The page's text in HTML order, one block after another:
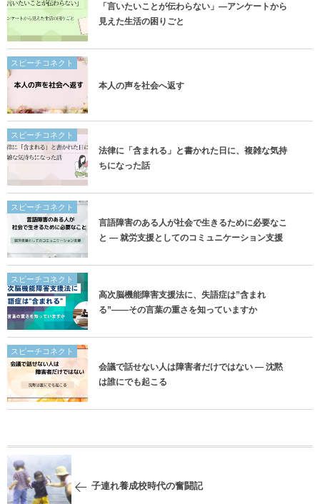
「言いたいことが伝わらない」―アンケートから
見えた生活の困りごと
スピーチコネクト
本人の声を社会へ返す
スピーチコネクト
法律に「含まれる」と書かれた日に、複雑な気持
ちになった話
スピーチコネクト
言語障害のある人が社会で生きるために必要なこ
と ― 就労支援としてのコミュニケーション支援
スピーチコネクト
高次脳機能障害支援法に、失語症は”含まれ
る”——その言葉の重さを知っていますか
スピーチコネクト
会議で話せない人は障害者だけではない ― 沈黙
は誰にでも起こる
子連れ養成校時代の奮闘記